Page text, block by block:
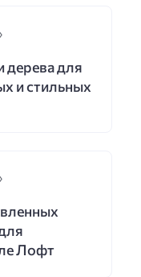
дерева для
и стильных
Лофт